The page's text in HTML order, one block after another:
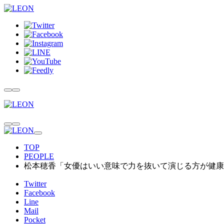
TOP
PEOPLE
松本穂香「女優はいい意味で力を抜いて演じる方が健
Twitter
Facebook
Line
Mail
Pocket